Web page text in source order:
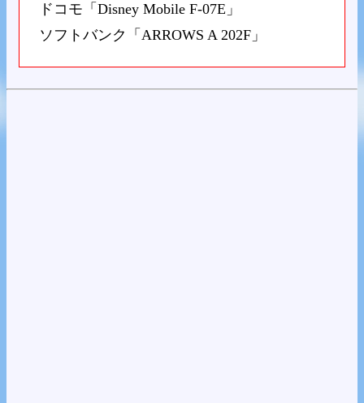
ドコモ「Disney Mobile F-07E」
ソフトバンク「ARROWS A 202F」